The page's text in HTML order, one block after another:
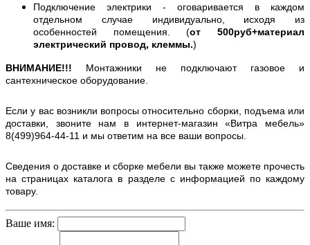
Подключение электрики - оговаривается в каждом
отдельном случае индивидуально, исходя из
особенностей помещения. (от 500руб+материал
электрический провод, клеммы.)
ВНИМАНИЕ!!! Монтажники не подключают газовое и
сантехническое оборудование.
Если у вас возникли вопросы относительно сборки, подъема или
доставки, звоните нам в интернет-магазин «Витра мебель»
8(499)964-44-11 и мы ответим на все ваши вопросы.
Сведения о доставке и сборке мебели вы также можете прочесть
на страницах каталога в разделе с информацией по каждому
товару.
Ваше имя: